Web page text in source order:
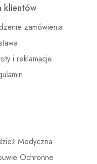
klientów
zamówienia
i reklamacje
Medyczna
Ochronne